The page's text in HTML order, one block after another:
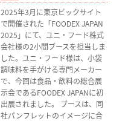
2025年3月に東京ビックサイト
で開催された「FOODEX JAPAN
2025」にて、ユニ・フード株式
会社様の2小間ブースを担当しま
した。ユニ・フード様は、小袋
調味料を手がける専門メーカー
で、今回は食品・飲料の総合展
示会であるFOODEX JAPANに初
出展されました。 ブースは、同
社パンフレットのイメージに合